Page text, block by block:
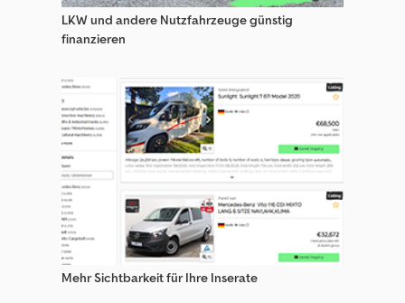
LKW und andere Nutzfahrzeuge günstig
finanzieren
Mehr Sichtbarkeit für Ihre Inserate